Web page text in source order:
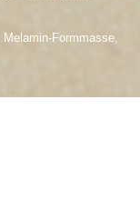
Melamin-Formmasse,